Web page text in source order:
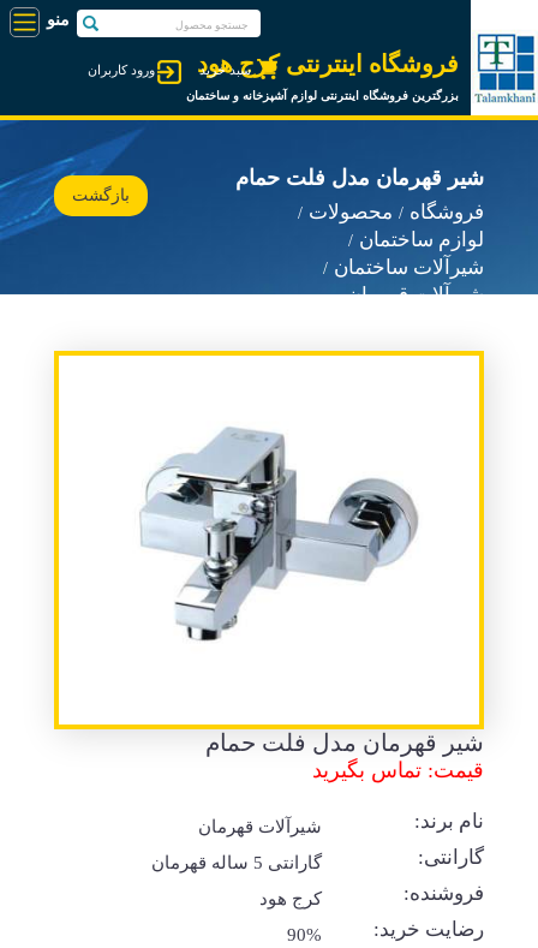
فروشگاه اینترنتی کرج هود
بزرگترین فروشگاه اینترنتی لوازم آشپزخانه و ساختمان
ورود کاربران سبد خرید
شیر قهرمان مدل فلت حمام
فروشگاه
محصولات
لوازم ساختمان
شیرآلات ساختمان
شیرآلات قهرمان
بازگشت
شیر قهرمان مدل فلت حمام
قیمت: تماس بگیرید
نام برند: شیرآلات قهرمان
گارانتی: گارانتی 5 ساله قهرمان
فروشنده: کرج هود
رضایت خرید: 90%